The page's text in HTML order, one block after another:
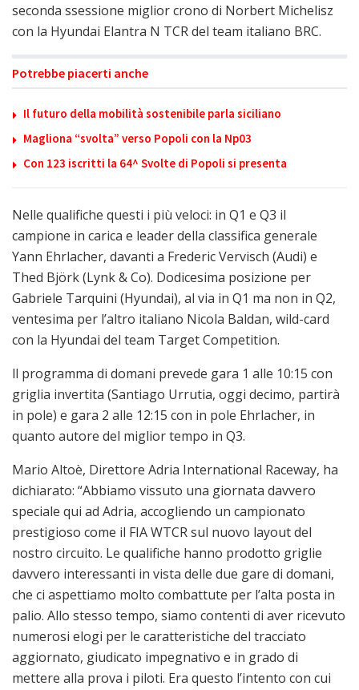
seconda ssessione miglior crono di Norbert Michelisz
con la Hyundai Elantra N TCR del team italiano BRC.
Potrebbe piacerti anche
Il futuro della mobilità sostenibile parla siciliano
Magliona “svolta” verso Popoli con la Np03
Con 123 iscritti la 64^ Svolte di Popoli si presenta
Nelle qualifiche questi i più veloci: in Q1 e Q3 il
campione in carica e leader della classifica generale
Yann Ehrlacher, davanti a Frederic Vervisch (Audi) e
Thed Björk (Lynk & Co). Dodicesima posizione per
Gabriele Tarquini (Hyundai), al via in Q1 ma non in Q2,
ventesima per l’altro italiano Nicola Baldan, wild-card
con la Hyundai del team Target Competition.
ll programma di domani prevede gara 1 alle 10:15 con
griglia invertita (Santiago Urrutia, oggi decimo, partirà
in pole) e gara 2 alle 12:15 con in pole Ehrlacher, in
quanto autore del miglior tempo in Q3.
Mario Altoè, Direttore Adria International Raceway, ha
dichiarato: “Abbiamo vissuto una giornata davvero
speciale qui ad Adria, accogliendo un campionato
prestigioso come il FIA WTCR sul nuovo layout del
nostro circuito. Le qualifiche hanno prodotto griglie
davvero interessanti in vista delle due gare di domani,
che ci aspettiamo molto combattute per l’alta posta in
palio. Allo stesso tempo, siamo contenti di aver ricevuto
numerosi elogi per le caratteristiche del tracciato
aggiornato, giudicato impegnativo e in grado di
mettere alla prova i piloti. Era questo l’intento con cui